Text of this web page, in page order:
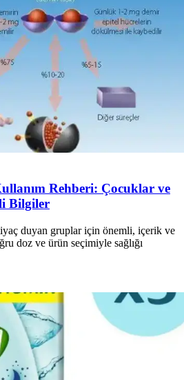
Rehberi: Çocuklar ve
Bilgiler
duyan gruplar için önemli, içerik ve
doz ve ürün seçimiyle sağlığı